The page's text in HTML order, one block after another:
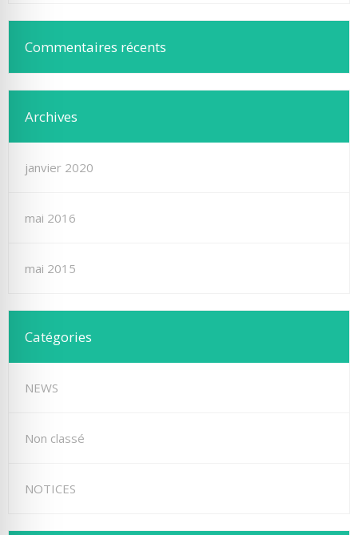
Commentaires récents
Archives
janvier 2020
mai 2016
mai 2015
Catégories
NEWS
Non classé
NOTICES